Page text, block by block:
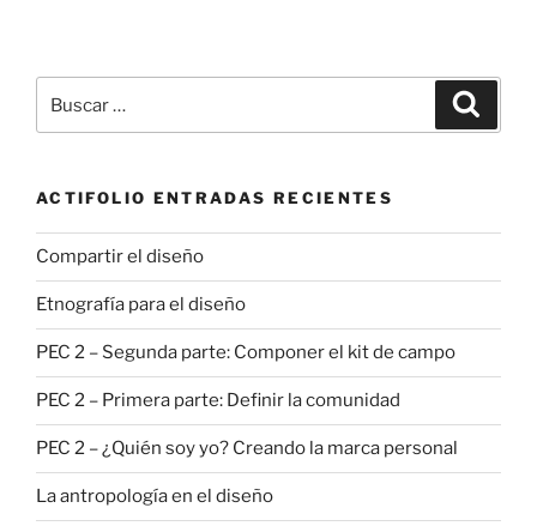
por:
ACTIFOLIO ENTRADAS RECIENTES
Compartir el diseño
Etnografía para el diseño
PEC 2 – Segunda parte: Componer el kit de campo
PEC 2 – Primera parte: Definir la comunidad
PEC 2 – ¿Quién soy yo? Creando la marca personal
La antropología en el diseño